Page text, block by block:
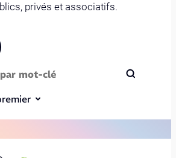
privés et associatifs.